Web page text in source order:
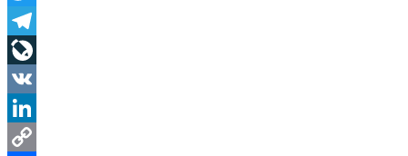
Twitter
Telegram
LiveJournal
VK
LinkedIn